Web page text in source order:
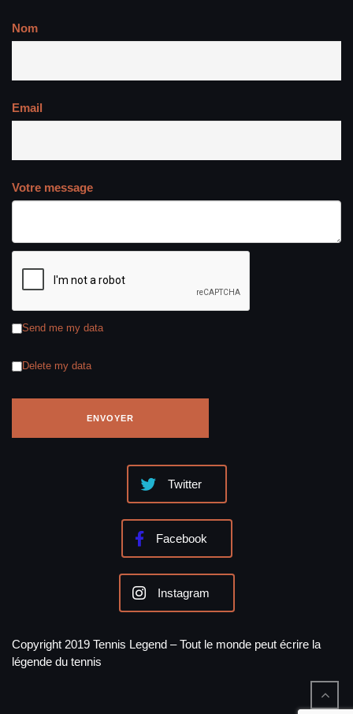
Nom
Email
Votre message
Send me my data
Delete my data
Twitter
Facebook
Instagram
Copyright 2019 Tennis Legend – Tout le monde peut écrire la
légende du tennis